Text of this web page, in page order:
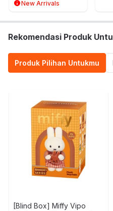
New Arrivals
Rekomendasi Produk
Produk Pilihan Untukmu
[Blind Box] Miffy Vipo